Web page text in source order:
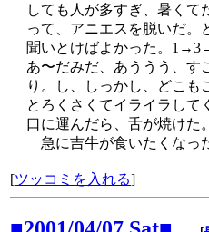
しても人が多すぎ、暑くて
って、アニエスを脱いだ。
聞いとけばよかった。
あ〜だみだ、あううう、す
り。し、しっかし、どこも
とろくさくてイライラして
口に運んだら、舌が焼けた。
急に吉牛が食いたくなっ
[ツッコミを入れる]